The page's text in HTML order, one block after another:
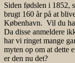
Siden fødslen i 1852,
brugt 160 år på at
København. Vil du
Da disse anmeldere
har vi ringet mange
myten op om at dette
er den nu det?